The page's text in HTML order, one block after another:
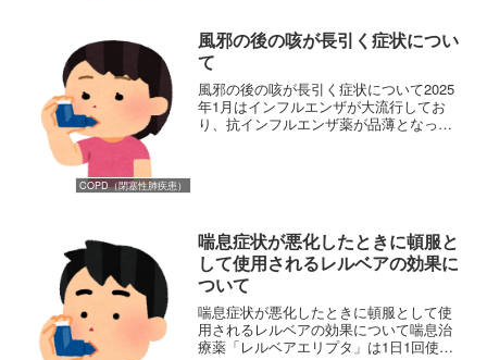
COPD（閉塞性肺疾患）
風邪の後の咳が長引く症状につい
て
風邪の後の咳が長引く症状について2025
年1月はインフルエンザが大流行してお
り、抗インフルエンザ薬が品薄となって
喘息症状が悪化したときに頓服と
して使用されるレルベアの効果に
ついて
喘息症状が悪化したときに頓服として使
用されるレルベアの効果について喘息治
療薬「レルベアエリプタ」は1日1回使用